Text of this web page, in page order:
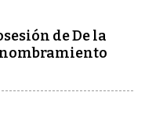
de De la